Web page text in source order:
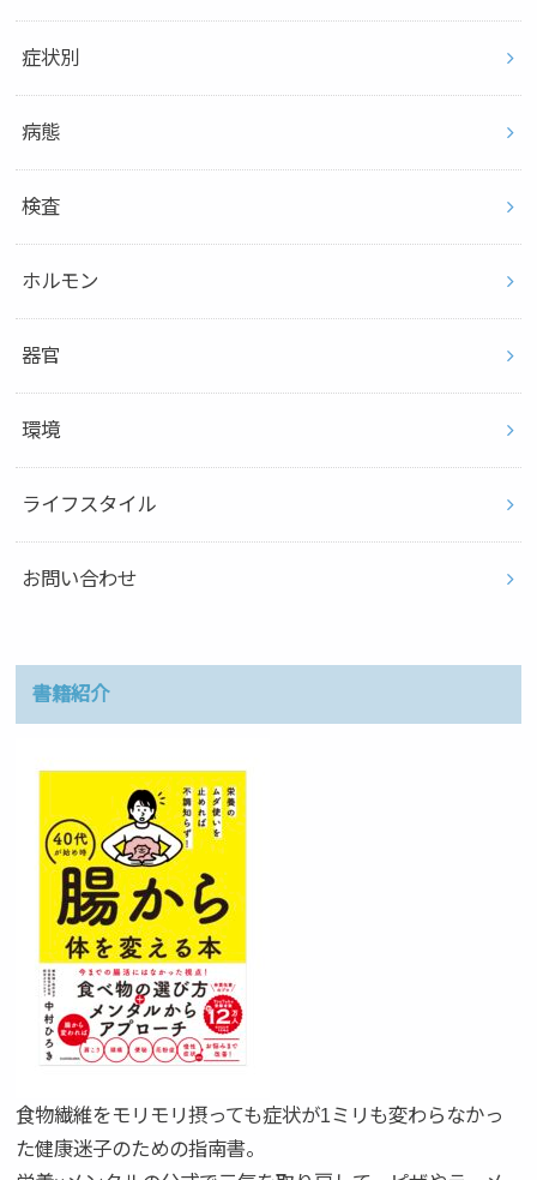
症状別
病態
検査
ホルモン
器官
環境
ライフスタイル
お問い合わせ
書籍紹介
食物繊維をモリモリ摂っても症状が1ミリも変わらなかっ
た健康迷子のための指南書。